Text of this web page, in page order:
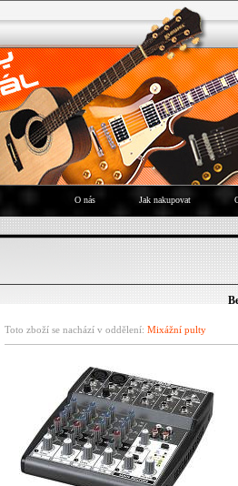
O nás Jak nakupovat
Toto zboží se nachází v oddělení: Mixážní pulty